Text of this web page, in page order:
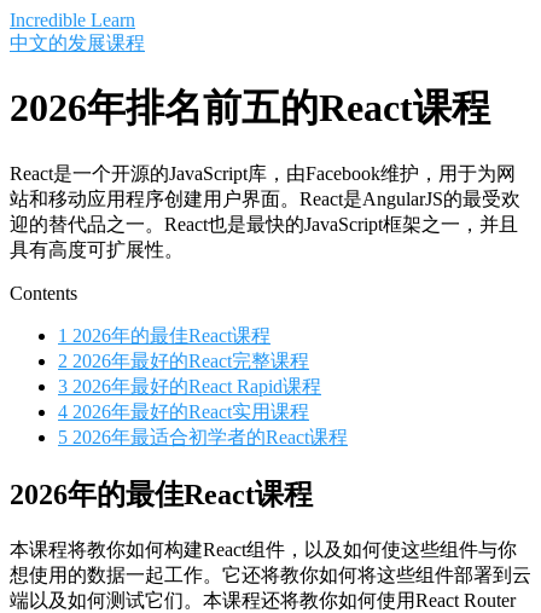
Saltar
al
Incredible Learn
中文的发展课程
2026年排名前五的React课程
React是一个开源的JavaScript库，由Facebook维护，用于为网
站和移动应用程序创建用户界面。React是AngularJS的最受欢
迎的替代品之一。React也是最快的JavaScript框架之一，并且
具有高度可扩展性。
Contents
1 2026年的最佳React课程
2 2026年最好的React完整课程
3 2026年最好的React Rapid课程
4 2026年最好的React实用课程
5 2026年最适合初学者的React课程
2026年的最佳React课程
本课程将教你如何构建React组件，以及如何使这些组件与你
想使用的数据一起工作。它还将教你如何将这些组件部署到云
端以及如何测试它们。本课程还将教你如何使用React Router